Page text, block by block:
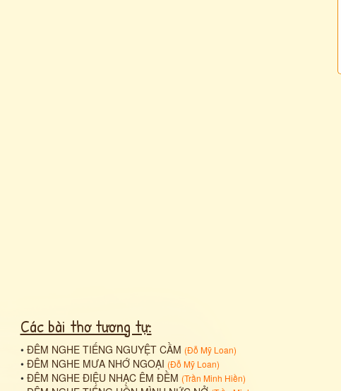
Các bài thơ tương tự:
• ĐÊM NGHE TIẾNG NGUYỆT CẦM (Đỗ Mỹ Loan)
• ĐÊM NGHE MƯA NHỚ NGOẠI (Đỗ Mỹ Loan)
• ĐÊM NGHE ĐIỆU NHẠC ÊM ĐỀM (Trần Minh Hiền)